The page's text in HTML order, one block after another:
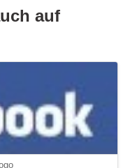
auf